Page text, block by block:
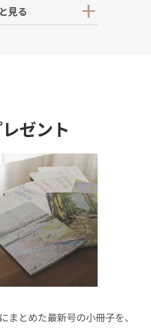
見る
ゼント
まとめた最新号の⼩冊⼦を、